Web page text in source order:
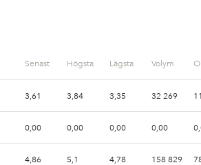
Senast Högsta Lägsta Volym
3,61 3,84 3,35 32 269
0,00 0,00 0,00 0,00
4,86 5,1 4,78 158 829